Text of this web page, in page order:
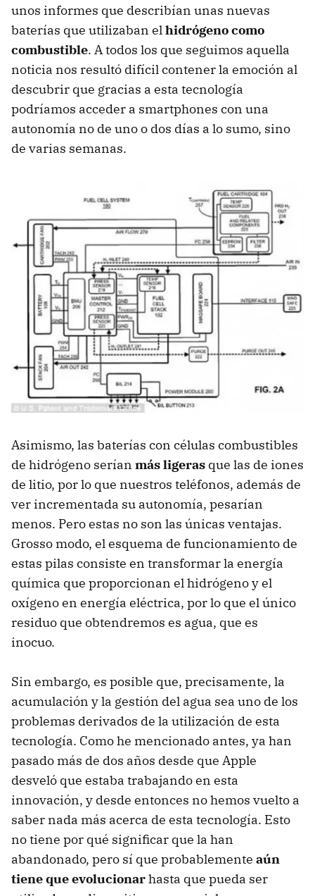
unos informes que describían unas nuevas
baterías que utilizaban elhidrógeno como
combustible. A todos los que seguimos aquella
noticia nos resultó difícil contener la emoción al
descubrir que gracias a esta tecnología
podríamos acceder a smartphones con una
autonomía no de uno o dos días a lo sumo, sino
de varias semanas.
Asimismo, las baterías con células combustibles
de hidrógeno serían más ligeras que las de iones
de litio, por lo que nuestros teléfonos, además de
ver incrementada su autonomía, pesarían
menos. Pero estas no son las únicas ventajas.
Grosso modo, el esquema de funcionamiento de
estas pilas consiste en transformar la energía
química que proporcionan el hidrógeno y el
oxígeno en energía eléctrica, por lo que el único
residuo que obtendremos es agua, que es
inocuo.
Sin embargo, es posible que, precisamente, la
acumulación y la gestión del agua sea uno de los
problemas derivados de la utilización de esta
tecnología. Como he mencionado antes, ya han
pasado más de dos años desde que Apple
desveló que estaba trabajando en esta
innovación, y desde entonces no hemos vuelto a
saber nada más acerca de esta tecnología. Esto
no tiene por qué significar que la han
abandonado, pero sí que probablemente aún
tiene que evolucionarhasta que pueda ser